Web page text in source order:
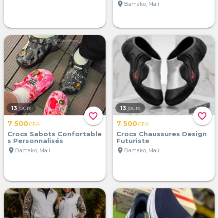
location_on Bamako, Mali
favorite_border
13 jours
7 500CFA
Crocs Sabots Confortable
s Personnalisés
location_on Bamako, Mali
favorite_border
13 jours
7 500CFA
Crocs Chaussures Design
Futuriste
location_on Bamako, Mali